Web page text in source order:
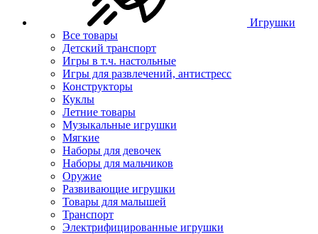
Игрушки
Все товары
Детский транспорт
Игры в т.ч. настольные
Игры для развлечений, антистресс
Конструкторы
Куклы
Летние товары
Музыкальные игрушки
Мягкие
Наборы для девочек
Наборы для мальчиков
Оружие
Развивающие игрушки
Товары для малышей
Транспорт
Электрифицированные игрушки